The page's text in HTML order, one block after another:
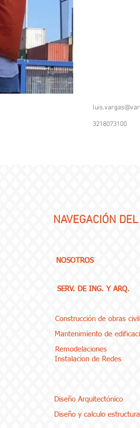
3218073100
NAVEGACIÓN
NOSOTROS
SERV. DE ING. Y ARQ.
Construcción de obras
Mantenimiento de
Remodelaciones
Diseño Arquitectónico
Diseño y calculo estructural
Instalacion de Redes